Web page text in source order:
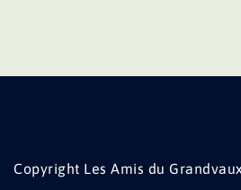
Copyright Les Amis du